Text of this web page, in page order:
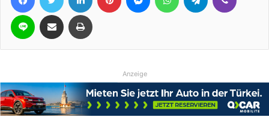
Line Teile per E-Mail Drucken
Anzeige